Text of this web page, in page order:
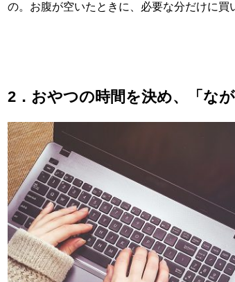
の。お腹が空いたときに、必要な分だけに買
2．おやつの時間を決め、「な